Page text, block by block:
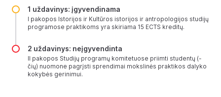
1 uždavinys: įgyvendinama
I pakopos Istorijos ir Kultūros istorijos ir antropologijos studijų
programose praktikoms yra skiriama 15 ECTS kreditų.
2 uždavinys: neįgyvendinta
II pakopos Studijų programų komitetuose priimti studentų (-
čių) nuomone pagrįsti sprendimai mokslinės praktikos dalyko
kokybės gerinimui.